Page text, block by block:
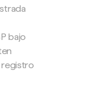
bajo
registro